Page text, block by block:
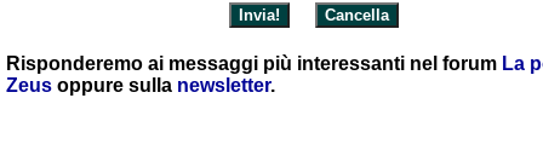
Risponderemo ai messaggi più interessanti nel forum La
Zeus oppure sulla newsletter.